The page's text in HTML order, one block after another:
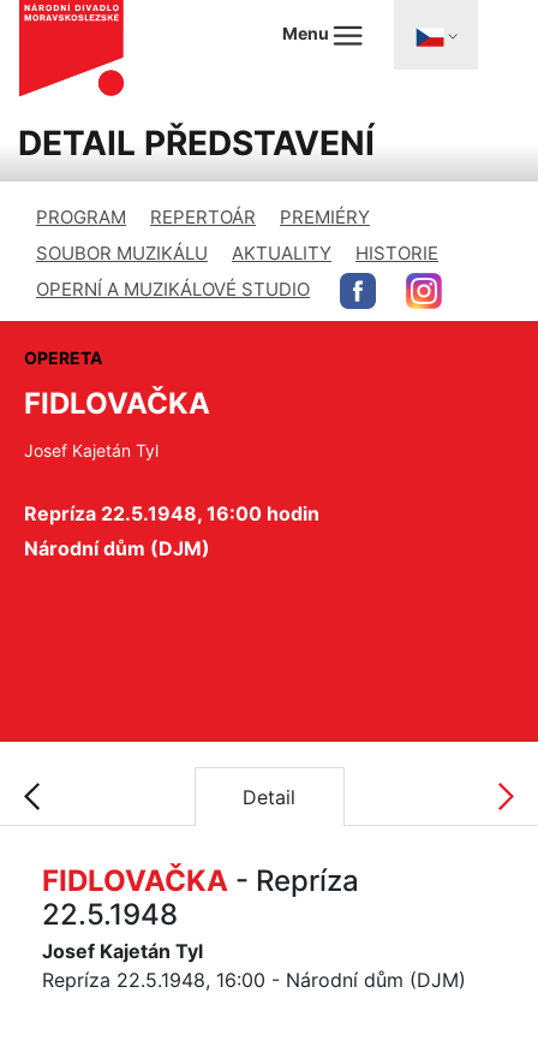
Menu
DETAIL PŘEDSTAVENÍ
PROGRAM REPERTOÁR
PREMIÉRY
SOUBOR MUZIKÁLU
AKTUALITY
HISTORIE
OPERNÍ A MUZIKÁLOVÉ STUDIO
OPERETA
FIDLOVAČKA
Josef Kajetán Tyl
Repríza 22.5.1948, 16:00 hodin
Národní dům (DJM)
Detail
FIDLOVAČKA - Repríza
22.5.1948
Josef Kajetán Tyl
Repríza 22.5.1948, 16:00 - Národní dům (DJM)